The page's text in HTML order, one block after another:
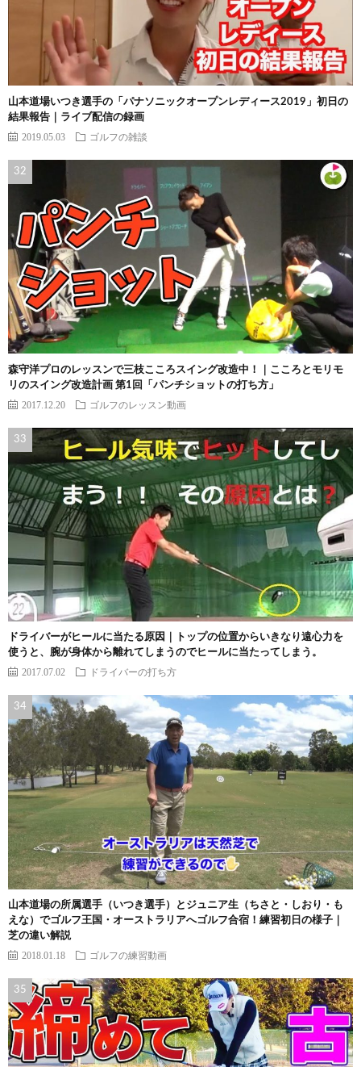
山本道場いつき選手の「パナソニックオープンレディース2019」初日の
結果報告｜ライブ配信の録画
2019.05.03 ゴルフの雑談
森守洋プロのレッスンで三枝こころスイング改造中！｜こころとモリモ
リのスイング改造計画 第1回「パンチショットの打ち方」
2017.12.20 ゴルフのレッスン動画
ドライバーがヒールに当たる原因｜トップの位置からいきなり遠心力を
使うと、腕が身体から離れてしまうのでヒールに当たってしまう。
2017.07.02 ドライバーの打ち方
山本道場の所属選手（いつき選手）とジュニア生（ちさと・しおり・も
えな）でゴルフ王国・オーストラリアへゴルフ合宿！練習初日の様子｜
芝の違い解説
2018.01.18 ゴルフの練習動画